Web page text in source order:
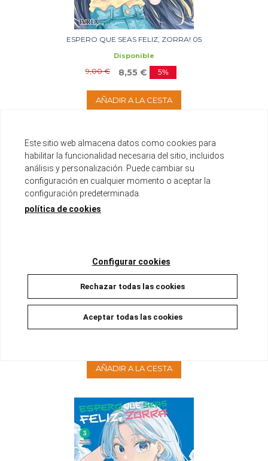
ESPERO QUE SEAS FELIZ, ZORRA! 05
Disponible
9,00 € 8,55 € 5%
AÑADIR A LA CESTA
ESPERO QUE SEAS FELIZ, ZORRA! 04
AÑADIR A LA CESTA
Este sitio web almacena datos como cookies para
habilitar la funcionalidad necesaria del sitio, incluidos
análisis y personalización. Puede cambiar su
configuración en cualquier momento o aceptar la
configuración predeterminada.
política de cookies
Configurar cookies
Rechazar todas las cookies
Aceptar todas las cookies